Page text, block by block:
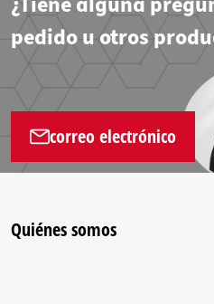
pedido u otros
correo electrónico
Quiénes somos